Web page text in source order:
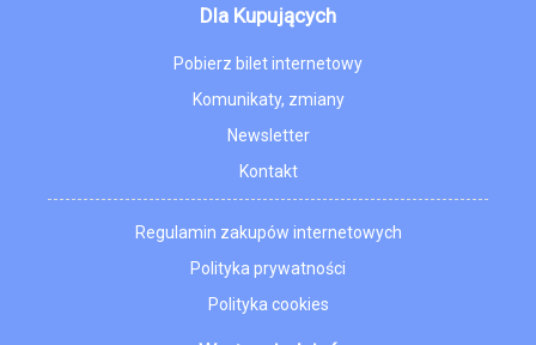
Dla Kupujących
Pobierz bilet internetowy
Komunikaty, zmiany
Newsletter
Kontakt
Regulamin zakupów internetowych
Polityka prywatności
Polityka cookies